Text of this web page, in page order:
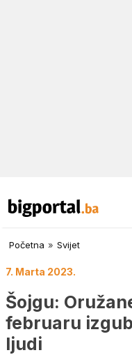
Početna » Svijet
7. Marta 2023.
Šojgu:
februaru
ljudi